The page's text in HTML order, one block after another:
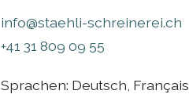
info@staehli-schreinerei.ch
+41 31 809 09 55
Sprachen: Deutsch, Français